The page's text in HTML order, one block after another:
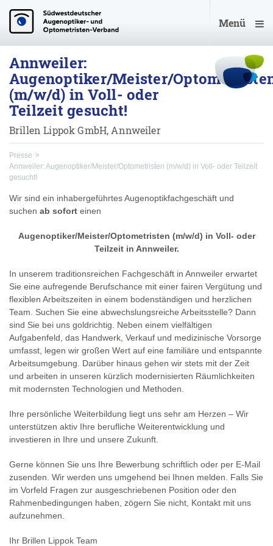
Menü
Annweiler:
Augenoptiker/Meister/
(m/w/d) in Voll- oder
Teilzeit gesucht!
Brillen Lippok GmbH, Annweiler
Presse
Annweiler: Augenoptiker/Meister/Optometristen (m/w/d) in Voll- oder Teilzeit
gesucht!
Wir sind ein inhabergeführtes Augenoptikfachgeschäft und
suchen ab sofort einen
Augenoptiker/Meister/Optometristen (m/w/d) in Voll- oder
Teilzeit in Annweiler.
In unserem traditionsreichen Fachgeschäft in Annweiler erwartet
Sie eine aufregende Berufschance mit einer fairen Vergütung und
flexiblen Arbeitszeiten in einem bodenständigen und herzlichen
Team. Suchen Sie eine abwechslungsreiche Arbeitsstelle? Dann
sind Sie bei uns goldrichtig. Neben einem vielfältigen
Aufgabenfeld, das Handwerk, Verkauf und medizinische Vorsorge
umfasst, legen wir großen Wert auf eine familiäre und entspannte
Arbeitsumgebung. Darüber hinaus gehen wir stets mit der Zeit
und arbeiten in unseren kürzlich modernisierten Räumlichkeiten
mit modernsten Technologien und Methoden.
Ihre persönliche Weiterbildung liegt uns sehr am Herzen – Wir
unterstützen aktiv Ihre berufliche Weiterentwicklung und
investieren in Ihre und unsere Zukunft.
Gerne können Sie uns Ihre Bewerbung schriftlich oder per E-Mail
zusenden. Wir werden uns umgehend bei Ihnen melden. Falls Sie
im Vorfeld Fragen zur ausgeschriebenen Position oder den
Rahmenbedingungen haben, zögern Sie nicht, Kontakt mit uns
aufzunehmen.
Ihr Brillen Lippok Team